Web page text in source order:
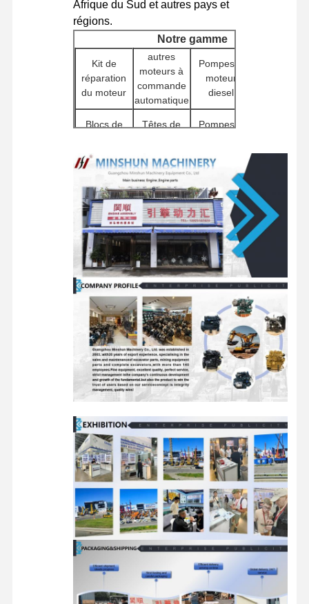
pièces de rechange d'excavatrice
Afrique du Sud et autres pays et
régions.
Notre gamme
Kit de
réparation
du moteur
autres
moteurs à
commande
automatique
Pompes à
moteur
diesel
Blocs de
Têtes de
Pompes à
Moteurs de
démarrage
Filtres
Autres
accessoires
de moteur
excavatrices
Composants
pivotants
Ventilateurs
de
distribution
Assemblages
de moteurs
de trajet
Composants
du châssis